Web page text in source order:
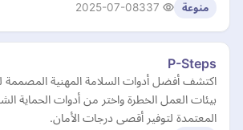
منوعة 2025-07-08
P-Steps
اكتشف أفضل أدوات السلامة المهنية المصممة
المعتمدة لتوفير أقصى درجات الأمان.